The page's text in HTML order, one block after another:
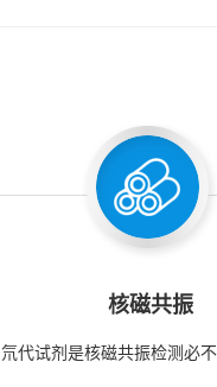
核磁共振
氘代试剂是核磁共振检测必